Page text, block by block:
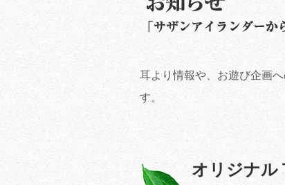
耳より情報や、お遊び企画
す。
オリジナル